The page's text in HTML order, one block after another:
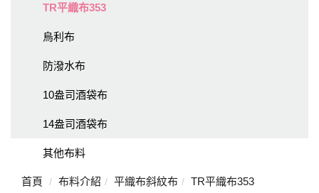
TR平織布353
烏利布
防潑水布
10盎司酒袋布
14盎司酒袋布
其他布料
首頁 布料介紹 平織布斜紋布 TR平織布353